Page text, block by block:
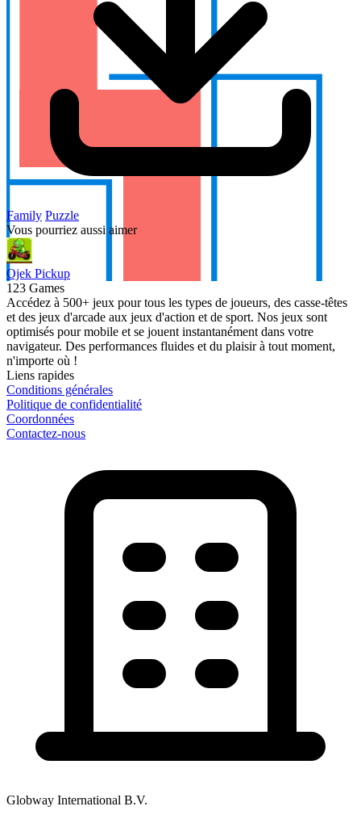
Family Puzzle
Vous pourriez aussi aimer
Ojek Pickup
123 Games
Accédez à 500+ jeux pour tous les types de joueurs, des casse-têtes
et des jeux d'arcade aux jeux d'action et de sport. Nos jeux sont
optimisés pour mobile et se jouent instantanément dans votre
navigateur. Des performances fluides et du plaisir à tout moment,
n'importe où !
Liens rapides
Conditions générales
Politique de confidentialité
Coordonnées
Contactez-nous
Globway International B.V.